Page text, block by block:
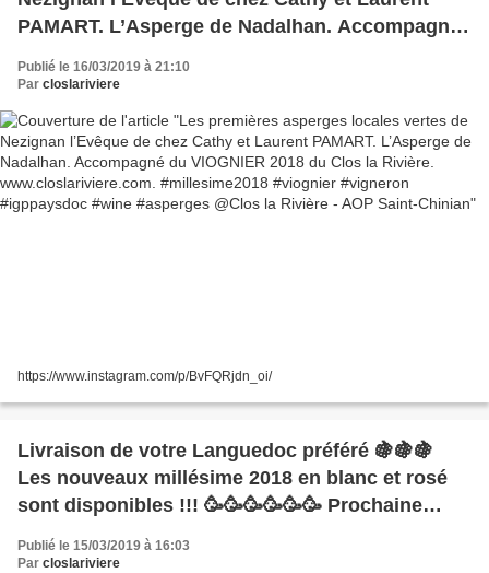
PAMART. L’Asperge de Nadalhan. Accompagné
www.closlariviere.com. #millesime2018
#asperges @Clos la Rivière - AOP Saint-Chinian
Publié le 16/03/2019 à 21:10
Par closlariviere
https://www.instagram.com/p/BvFQRjdn_oi/
Livraison de votre Languedoc préféré 🍇🍇🍇
Les nouveaux millésime 2018 en blanc et rosé
sont disponibles !!! 🥳🥳🥳🥳🥳🥳 Prochaine
dégustation des cuvées du Clos la Rivière en
compagnie du producteur le Samedi 18 Mai 🤩
Publié le 15/03/2019 à 16:03
Par closlariviere